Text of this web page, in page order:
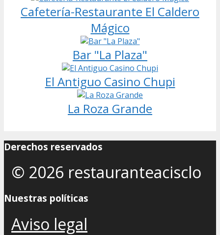
Cafetería-Restaurante El Caldero
Mágico
Bar "La Plaza"
El Antiguo Casino Chupi
La Roza Grande
Derechos reservados
© 2026 restauranteacisclo
Nuestras políticas
Aviso legal